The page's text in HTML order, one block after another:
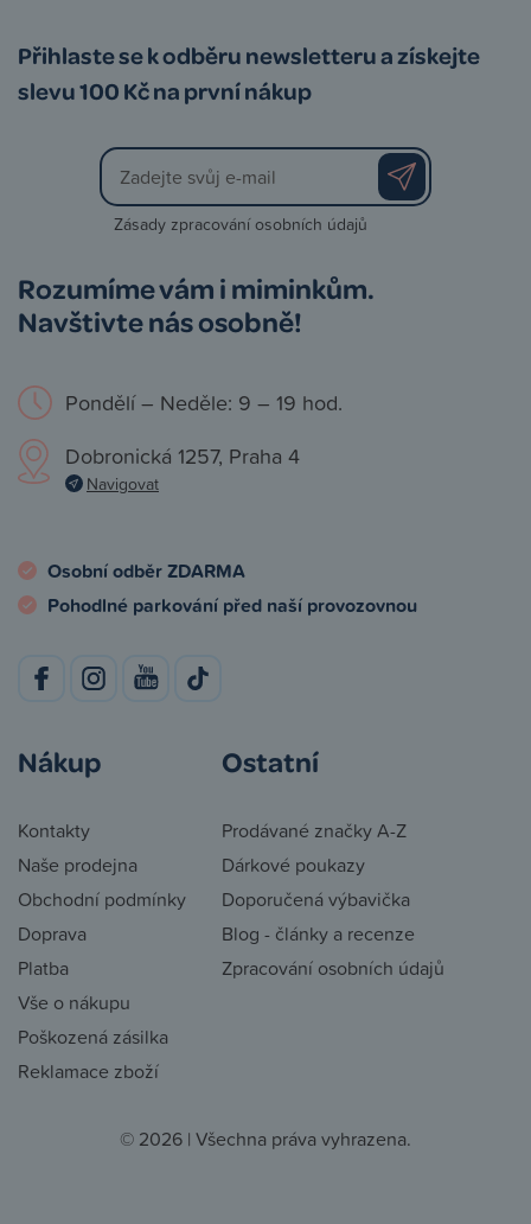
Přihlaste se k odběru newsletteru a získejte
slevu 100 Kč na první nákup
Zásady zpracování osobních údajů
Rozumíme vám i miminkům.
Navštivte nás osobně!
Pondělí – Neděle: 9 – 19 hod.
Dobronická 1257, Praha 4
Navigovat
Osobní odběr ZDARMA
Pohodlné parkování před naší provozovnou
Nákup
Kontakty
Naše prodejna
Obchodní podmínky
Doprava
Platba
Vše o nákupu
Poškozená zásilka
Reklamace zboží
Ostatní
Prodávané značky A-Z
Dárkové poukazy
Doporučená výbavička
Blog - články a recenze
Zpracování osobních údajů
© 2026 | Všechna práva vyhrazena.